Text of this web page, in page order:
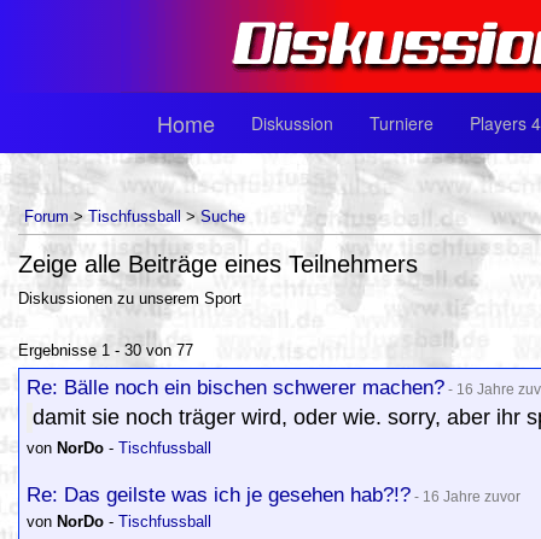
Home Diskussion Turniere Players
Forum > Tischfussball > Suche
Zeige alle Beiträge eines Teilnehmers
Diskussionen zu unserem Sport
Ergebnisse 1 - 30 von 77
Re: Bälle noch ein bischen schwerer machen? - 16 Jahre
damit sie noch träger wird, oder wie. sorry, aber ihr
von NorDo - Tischfussball
Re: Das geilste was ich je gesehen hab?!? - 16 Jahre zuvor
von NorDo - Tischfussball